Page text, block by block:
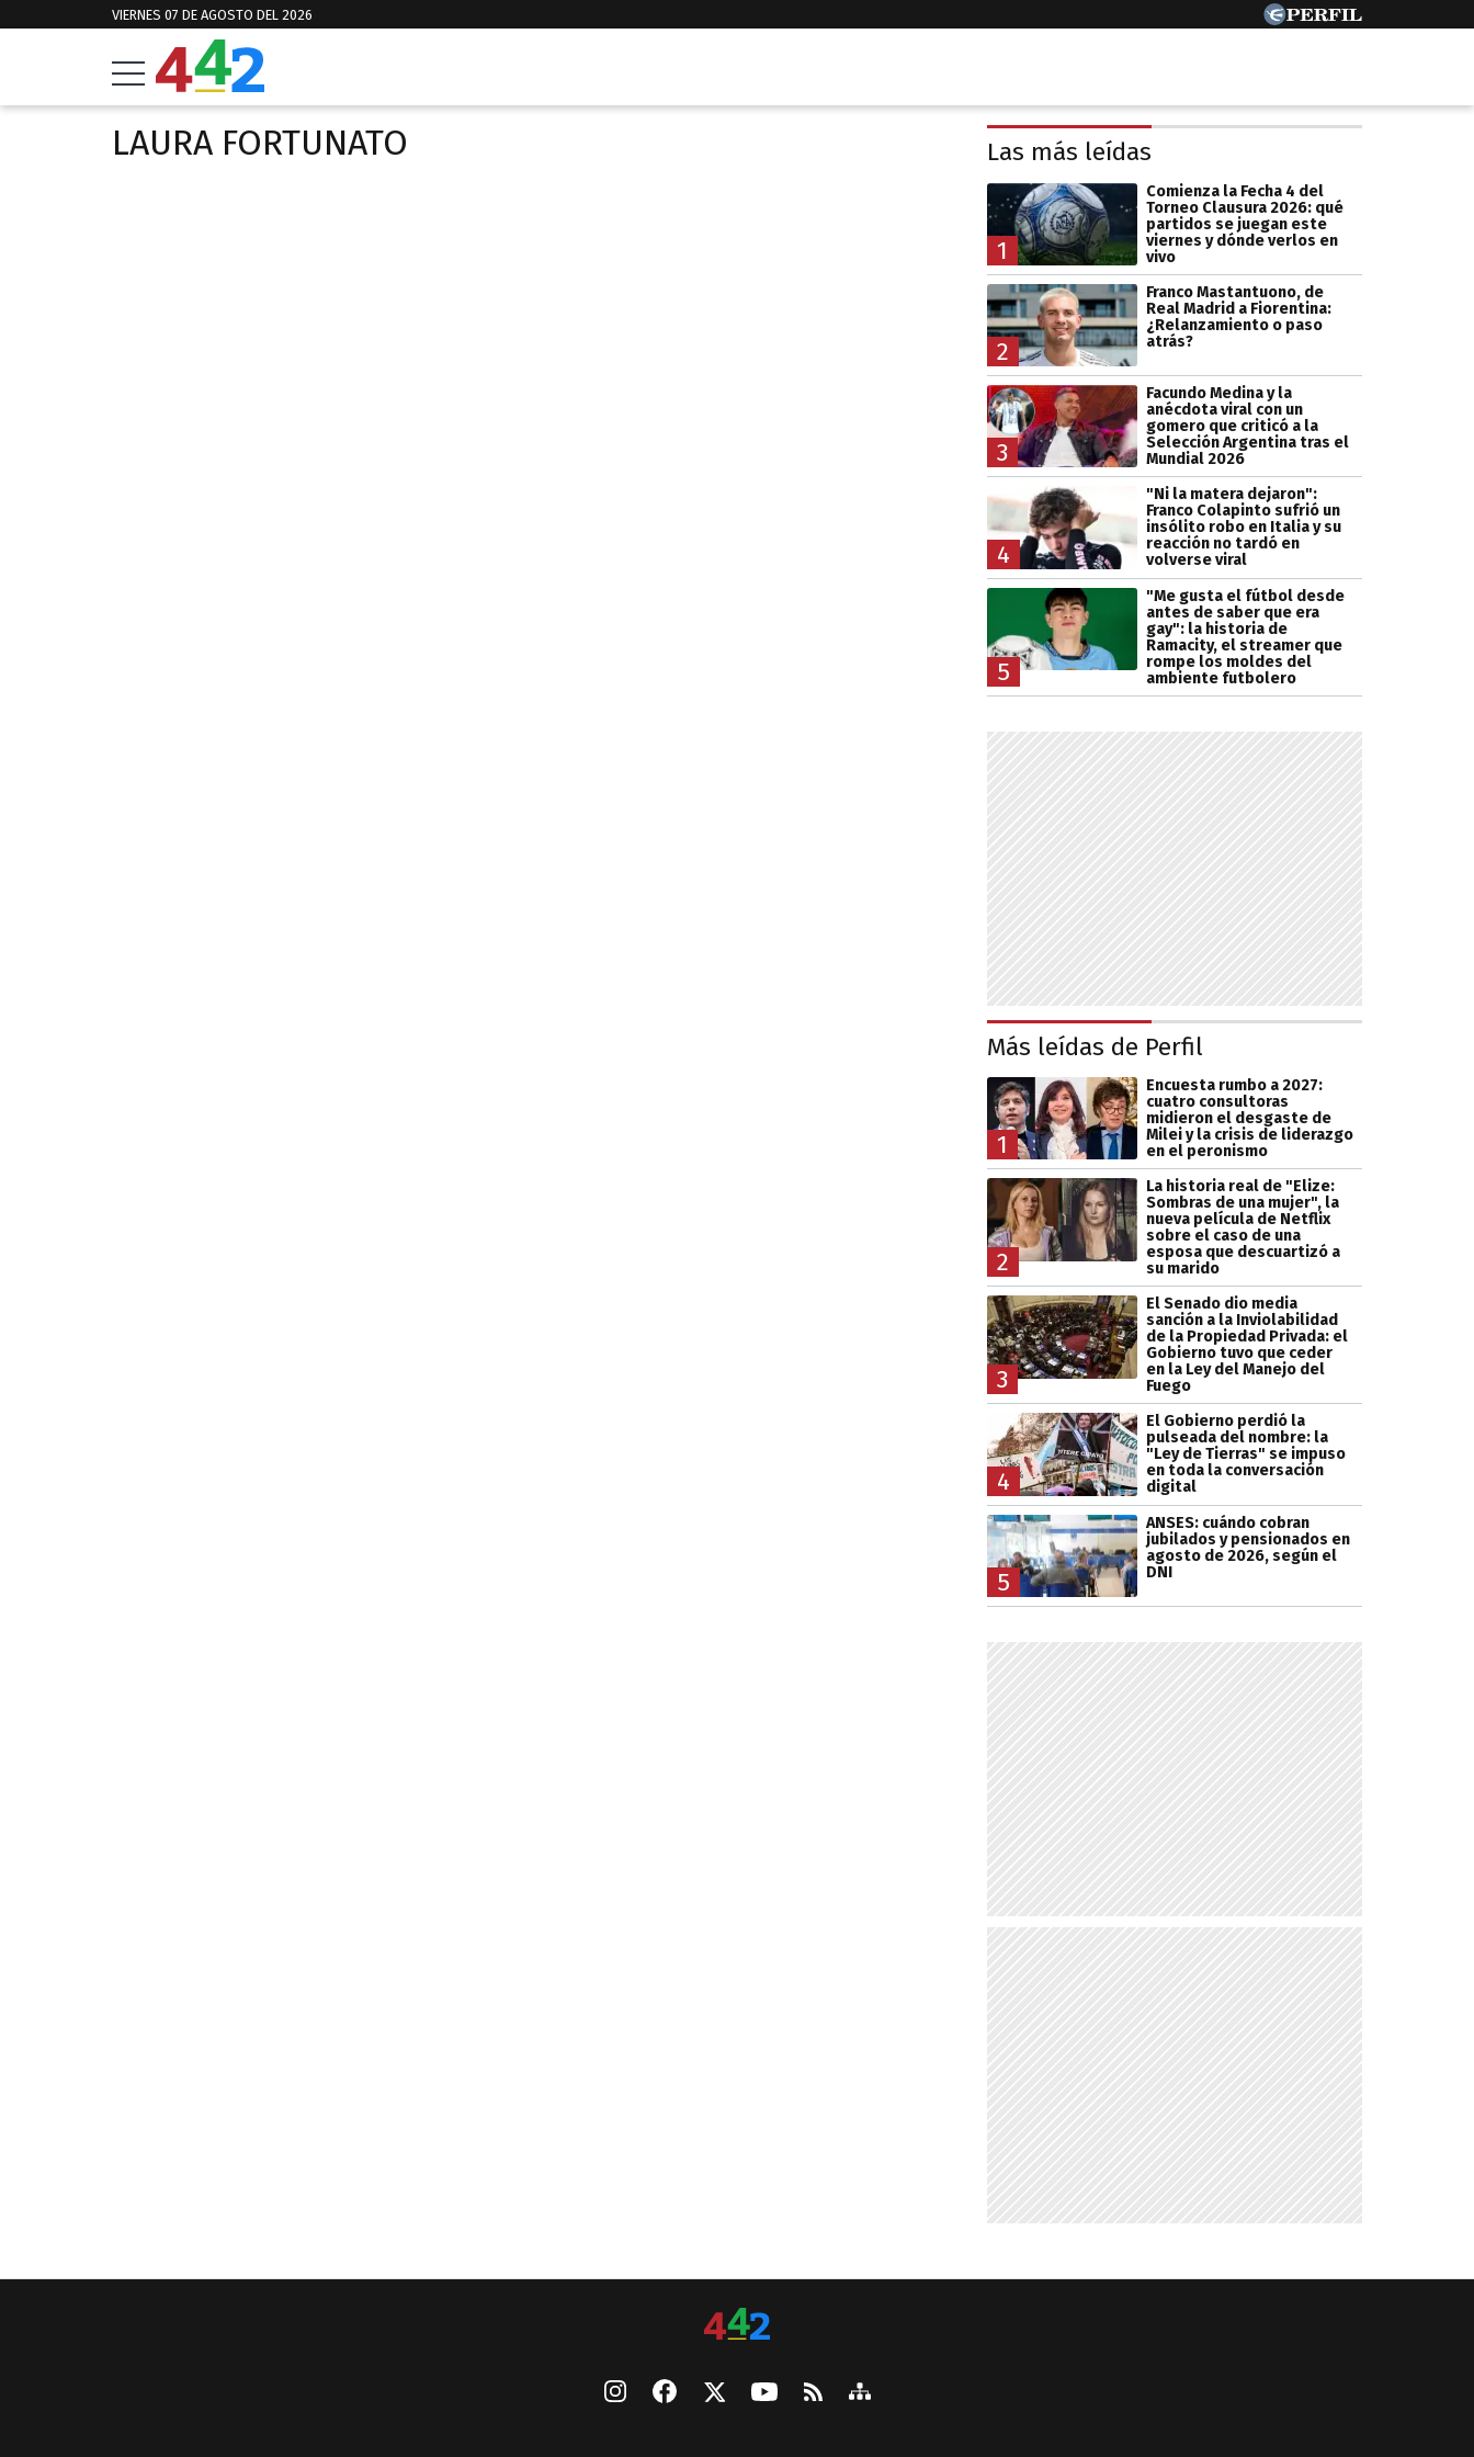
VIERNES 07 DE AGOSTO DEL 2026
LAURA FORTUNATO Las más leídas
1
Comienza la Fecha 4 del
Torneo Clausura 2026: qué
partidos se juegan este
viernes y dónde verlos en
vivo
2
Franco Mastantuono, de
Real Madrid a Fiorentina:
¿Relanzamiento o paso
atrás?
3
Facundo Medina y la
anécdota viral con un
gomero que criticó a la
Selección Argentina tras el
Mundial 2026
4
"Ni la matera dejaron":
Franco Colapinto sufrió un
insólito robo en Italia y su
reacción no tardó en
volverse viral
5
"Me gusta el fútbol desde
antes de saber que era
gay": la historia de
Ramacity, el streamer que
rompe los moldes del
ambiente futbolero
Más leídas de Perfil
1
Encuesta rumbo a 2027:
cuatro consultoras
midieron el desgaste de
Milei y la crisis de liderazgo
en el peronismo
2
La historia real de "Elize:
Sombras de una mujer", la
nueva película de Netflix
sobre el caso de una
esposa que descuartizó a
su marido
3
El Senado dio media
sanción a la Inviolabilidad
de la Propiedad Privada: el
Gobierno tuvo que ceder
en la Ley del Manejo del
Fuego
4
El Gobierno perdió la
pulseada del nombre: la
"Ley de Tierras" se impuso
en toda la conversación
digital
5
ANSES: cuándo cobran
jubilados y pensionados en
agosto de 2026, según el
DNI